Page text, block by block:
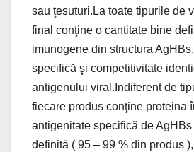
sau ţesuturi.La toate tipurile de
final conţine o cantitate bine
imunogene din structura
specifică şi competitivitate
antigenului viral.Indiferent de
fiecare produs conţine proteina
antigenitate specifică de
definită ( 95 – 99 % din produs